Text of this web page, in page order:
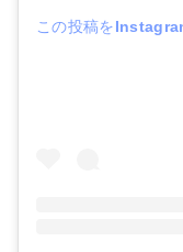
この投稿を